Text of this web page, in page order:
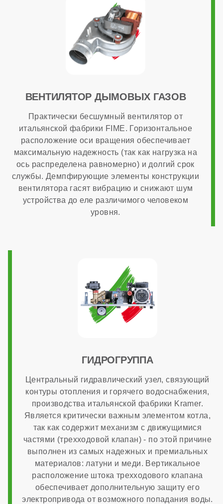
газ
Работа на сжиженном газе
опционально
Способ монтажа
настенный
Камера сгорания
60x100 мм
Диаметр патрубков отопления (резьба)
Диаметр патрубков горячего водоснабжения
1/2 дюйма
Диаметр газового патрубка
3/4 дюйма
ВЕНТИЛЯТОР ДЫМОВЫХ ГАЗОВ
Практически бесшумный вентилятор от
итальянской фабрики FIME. Горизонтальное
расположение оси вращения обеспечивает
максимальную надежность (так как нагрузка на
ось распределена равномерно) и долгий срок
службы. Демпфирующие элементы конструкции
вентилятора гасят вибрацию и снижают шум
устройства до еле различимого человеком
уровня.
ГИДРОГРУППА
Центральный гидравлический узел, связующий
контуры отопления и горячего водоснабжения,
производства итальянской фабрики Kramer.
Является критически важным элементом котла,
так как содержит механизм с движущимися
частями (трехходовой клапан) - по этой причине
выполнен из самых надежных и премиальных
материалов: латуни и меди. Вертикальное
расположение штока трехходового клапана
обеспечивает дополнительную защиту его
электропривода от возможного попадания воды.